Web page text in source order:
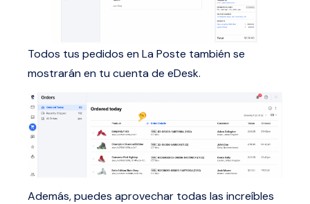
Todos tus pedidos en La Poste también se
mostrarán en tu cuenta de eDesk.
Además, puedes aprovechar todas las increíbles